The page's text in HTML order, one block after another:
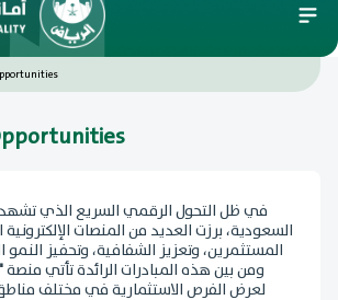
في ظل التحول الرقمي السريع الذي
السعودية، برزت العديد من المنصات
المستثمرين، وتعزيز الشفافية، وتحفيز
ومن بين هذه المبادرات الرائدة تأتي منصة
لعرض الفرص الاستثمارية في مختلف